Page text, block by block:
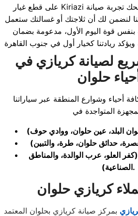
على قطع غيار Kiriazi الأصلية المختومة، يمنحك تجربة صيانة
لنضمن لك أن ثلاجتك أو غسالتك ستعمل
قوة اليوم الأول، مدعومة بضمان
لصيانة كريازي في
أحياء حلوان
أحياء وشوارع المنطقة عبر سياراتنا
العلو، عرب الوالدة، والمناطق
الصناعية).
كريازي حلوان
بمركز صيانة كريازي بحلوان المعتمد